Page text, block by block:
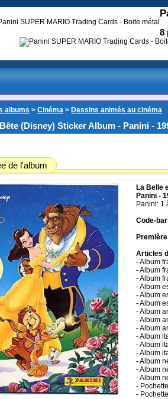
albums > Cinéma > Dessins animés au cinéma
(Disney) Sticker Album - Panini -
de l'album
La Belle
Panini -
Panini: 1
Code-
Articles
- Album
- Album
- Album
- Album
- Album
- Album
- Album
- Album
- Album
- Album
- Album
- Album
- Album
- Album
- Album
-
-
8